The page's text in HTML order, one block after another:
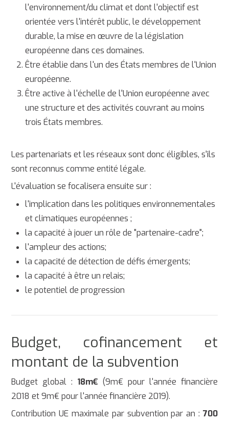
l'environnement/du climat et dont l'objectif est
orientée vers l'intérêt public, le développement
durable, la mise en œuvre de la législation
européenne dans ces domaines.
Être établie dans l'un des États membres de l'Union
européenne.
Être active à l'échelle de l'Union européenne avec
une structure et des activités couvrant au moins
trois États membres.
Les partenariats et les réseaux sont donc éligibles, s'ils
sont reconnus comme entité légale.
L'évaluation se focalisera ensuite sur :
l'implication dans les politiques environnementales
et climatiques européennes ;
la capacité à jouer un rôle de "partenaire-cadre";
l'ampleur des actions;
la capacité de détection de défis émergents;
la capacité à être un relais;
le potentiel de progression
Budget, cofinancement et
montant de la subvention
Budget global : 18m€ (9m€ pour l'année financière
2018 et 9m€ pour l'année financière 2019).
Contribution UE maximale par subvention par an : 700